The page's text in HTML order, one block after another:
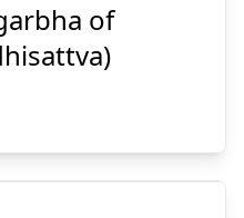
子
こ
やす
of